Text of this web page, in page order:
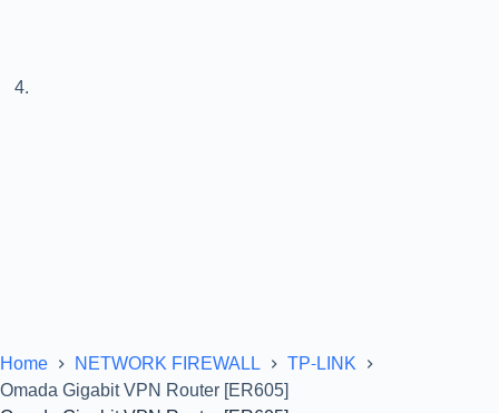
Home NETWORK FIREWALL
TP-LINK
Omada Gigabit VPN Router [ER605]